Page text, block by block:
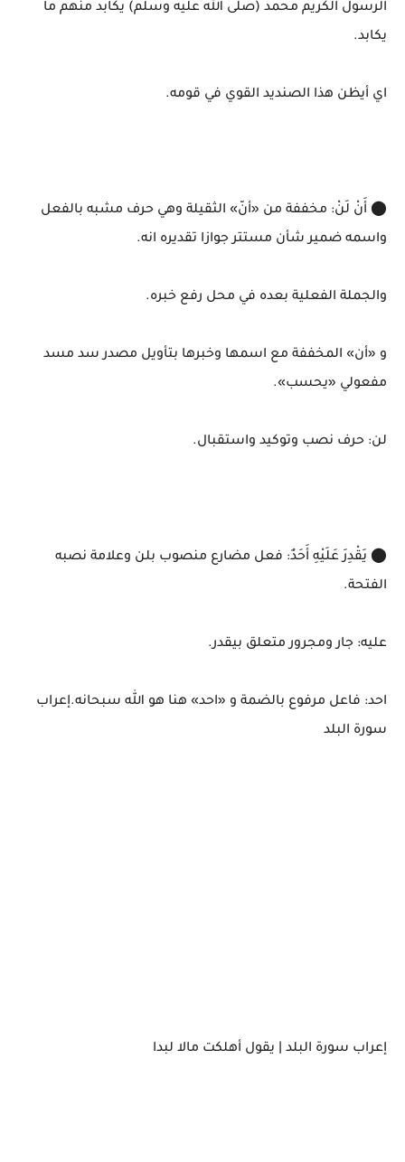
الرسول الكريم محمد (صلّى الله عليه وسلم) يكابد منهم ما
يكابد.
اي أيظن هذا الصنديد القوي في قومه.
⬤ أَنْ لَنْ: مخففة من «أنّ» الثقيلة وهي حرف مشبه بالفعل
واسمه ضمير شأن مستتر جوازا تقديره انه.
والجملة الفعلية بعده في محل رفع خبره.
و «أن» المخففة مع اسمها وخبرها بتأويل مصدر سد مسد
مفعولي «يحسب».
لن: حرف نصب وتوكيد واستقبال.
⬤ يَقْدِرَ عَلَيْهِ أَحَدٌ: فعل مضارع منصوب بلن وعلامة نصبه
الفتحة.
عليه: جار ومجرور متعلق بيقدر.
احد: فاعل مرفوع بالضمة و «احد» هنا هو الله سبحانه.إعراب
سورة البلد
إعراب سورة البلد | يقول أهلكت مالا لبدا